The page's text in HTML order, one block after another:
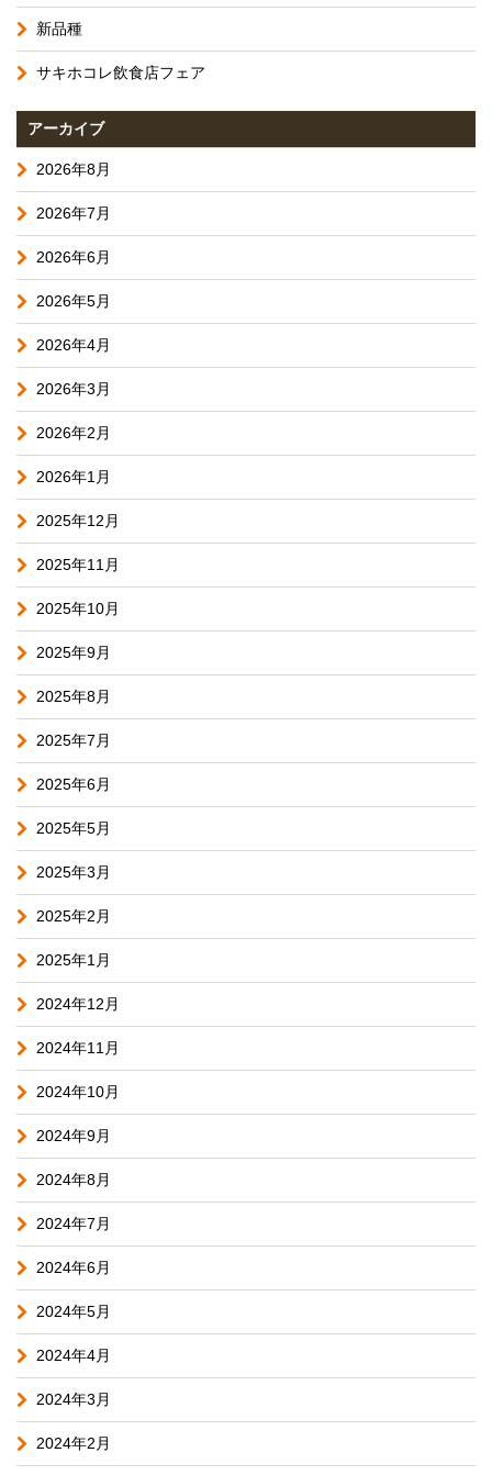
新品種
サキホコレ飲食店フェア
アーカイブ
2026年8月
2026年7月
2026年6月
2026年5月
2026年4月
2026年3月
2026年2月
2026年1月
2025年12月
2025年11月
2025年10月
2025年9月
2025年8月
2025年7月
2025年6月
2025年5月
2025年3月
2025年2月
2025年1月
2024年12月
2024年11月
2024年10月
2024年9月
2024年8月
2024年7月
2024年6月
2024年5月
2024年4月
2024年3月
2024年2月